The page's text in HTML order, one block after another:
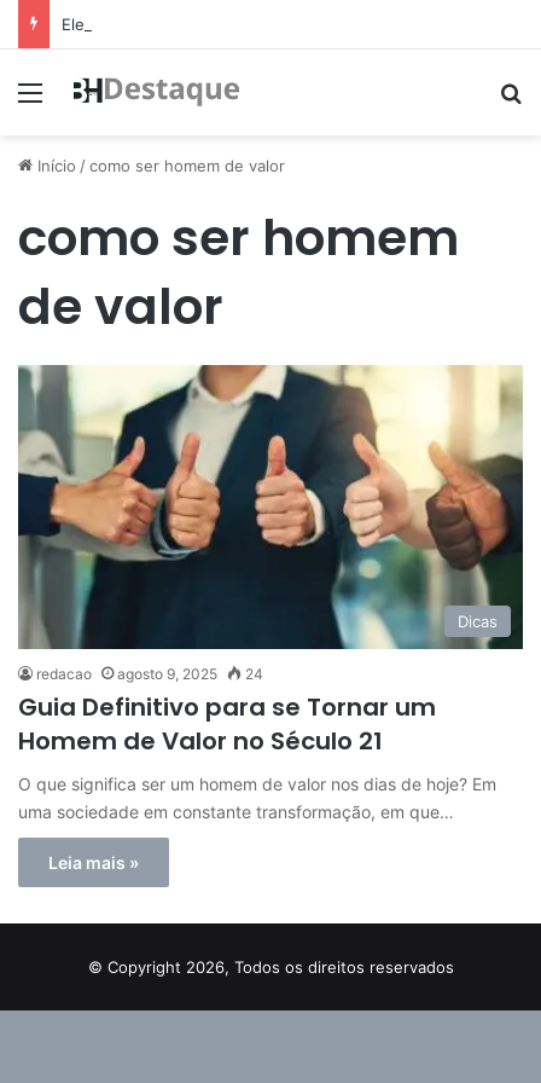
Menu
Início /como ser homem de valor
como ser homem
de valor
Dicas
redacao agosto 9, 2025 24
Guia Definitivo para se Tornar um
Homem de Valor no Século 21
O que significa ser um homem de valor nos dias de hoje? Em
uma sociedade em constante transformação, em que…
Leia mais »
© Copyright 2026, Todos os direitos reservados